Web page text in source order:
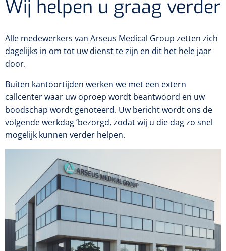
Douchetabouretten
Toiletverhogers
Transferhulpmiddelen
Draaischijven
Dispenser Deb transparant - wit - chroom - 1 st
Wij helpen u graag verder
Alle medewerkers van Arseus Medical Group zetten zich
dagelijks in om tot uw dienst te zijn en dit het hele jaar
door.
Buiten kantoortijden werken we met een extern
callcenter waar uw oproep wordt beantwoord en uw
boodschap wordt genoteerd. Uw bericht wordt ons de
volgende werkdag ’bezorgd, zodat wij u die dag zo snel
mogelijk kunnen verder helpen.